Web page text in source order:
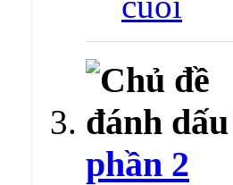
phần 2